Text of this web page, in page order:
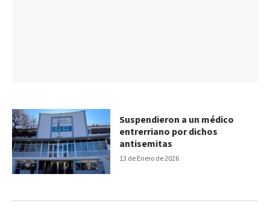
13 de Enero de 2026
Suspendieron a un médico
entrerriano por dichos
antisemitas